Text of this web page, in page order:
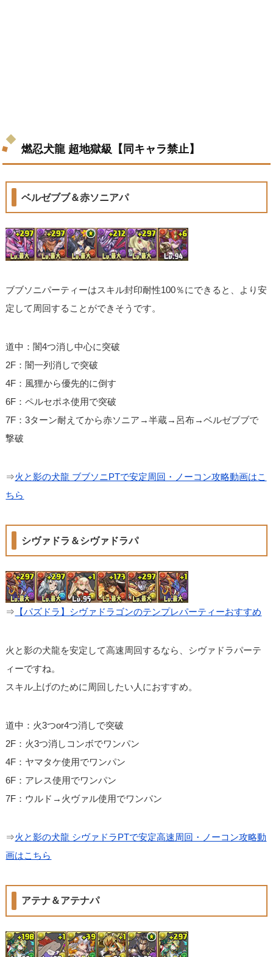
燃忍犬龍 超地獄級【同キャラ禁止】
ベルゼブブ＆赤ソニアパ
ブブソニパーティーはスキル封印耐性100％にできると、より安
定して周回することができそうです。
道中：闇4つ消し中心に突破
2F：闇一列消しで突破
4F：風狸から優先的に倒す
6F：ペルセポネ使用で突破
7F：3ターン耐えてから赤ソニア→半蔵→呂布→ベルゼブブで
撃破
⇒火と影の犬龍 ブブソニPTで安定周回・ノーコン攻略動画はこ
ちら
シヴァドラ＆シヴァドラパ
⇒ 【パズドラ】シヴァドラゴンのテンプレパーティーおすすめ
火と影の犬龍を安定して高速周回するなら、シヴァドラパーテ
ィーですね。
スキル上げのために周回したい人におすすめ。
道中：火3つor4つ消しで突破
2F：火3つ消しコンボでワンパン
4F：ヤマタケ使用でワンパン
6F：アレス使用でワンパン
7F：ウルド→火ヴァル使用でワンパン
⇒火と影の犬龍 シヴァドラPTで安定高速周回・ノーコン攻略動
画はこちら
アテナ＆アテナパ